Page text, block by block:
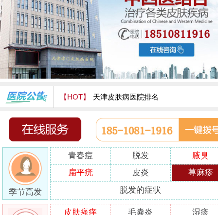
【HOT】 天津皮肤病医院排名
天津津门皮肤病医院怎么样
季节高发
青春痘 脱发
腋臭
扁平疣
皮炎 荨麻疹
脱发的症状
皮肤瘙痒 毛囊炎
湿疹